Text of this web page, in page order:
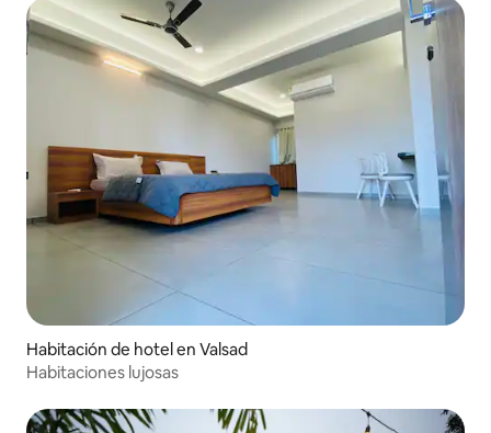
Habitación de hotel en Valsad
Habitaciones lujosas